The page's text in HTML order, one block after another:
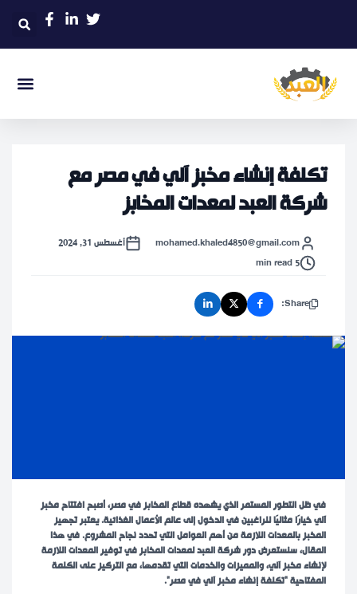
تكلفة إنشاء مخبز آلي في مصر مع
شركة العبد لمعدات المخابز
mohamed.khaled4850@gmail.com
أغسطس 31, 2024
5 min read
Share:
في ظل التطور المستمر الذي يشهده قطاع المخابز في مصر، أصبح افتتاح مخبز
آلي خيارًا مثاليًا للراغبين في الدخول إلى عالم الأعمال الغذائية. يعتبر تجهيز
المخبز بالمعدات اللازمة من أهم العوامل التي تحدد نجاح المشروع. في هذا
المقال، سنستعرض دور شركة العبد لمعدات المخابز في توفير المعدات اللازمة
لإنشاء مخبز آلي، والمميزات والخدمات التي تقدمها، مع التركيز على الكلمة
المفتاحية “تكلفة إنشاء مخبز آلي في مصر”.